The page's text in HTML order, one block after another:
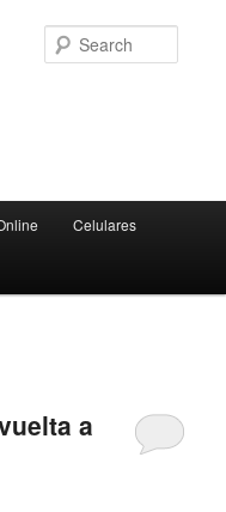
Celulares
a